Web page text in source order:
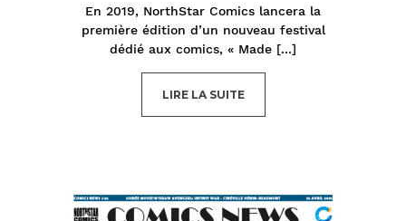
En 2019, NorthStar Comics lancera la
première édition d’un nouveau festival
dédié aux comics, « Made [...]
LIRE LA SUITE